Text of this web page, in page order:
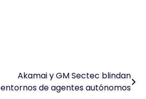
Akamai y GM Sectec blindan
entornos de agentes autónomos